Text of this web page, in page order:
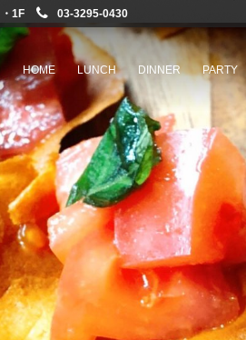
1F 03-3295-0430
HOME LUNCH DINNER PARTY